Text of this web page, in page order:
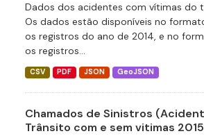
Dados dos acidentes com vítimas do
Os dados estão disponíveis no
os registros do ano de 2014, e no
os registros...
CSV PDF JSON GeoJSON
Chamados de Sinistros
Trânsito com e sem vitimas